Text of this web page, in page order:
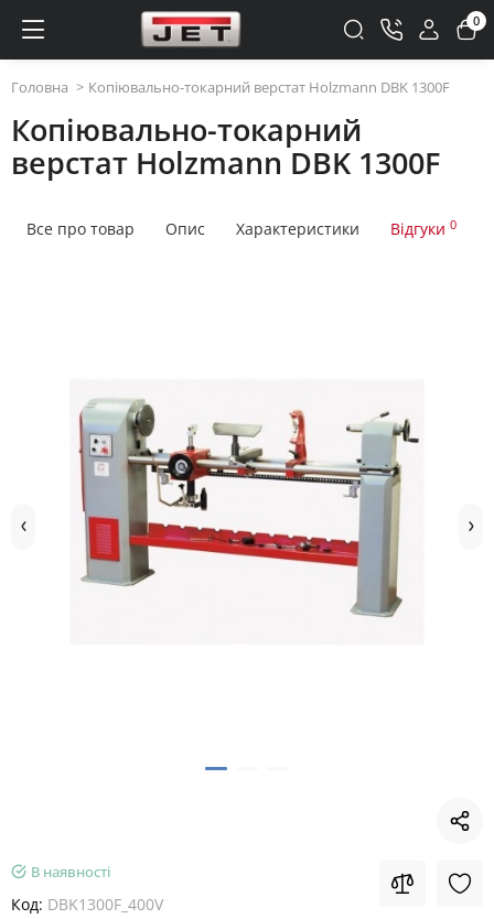
0
Головна Копіювально-токарний верстат Holzmann DBK 1300F
Копіювально-токарний
верстат Holzmann DBK 1300F
Все про товар Опис Характеристики Відгуки 0
В наявності
Код: DBK1300F_400V